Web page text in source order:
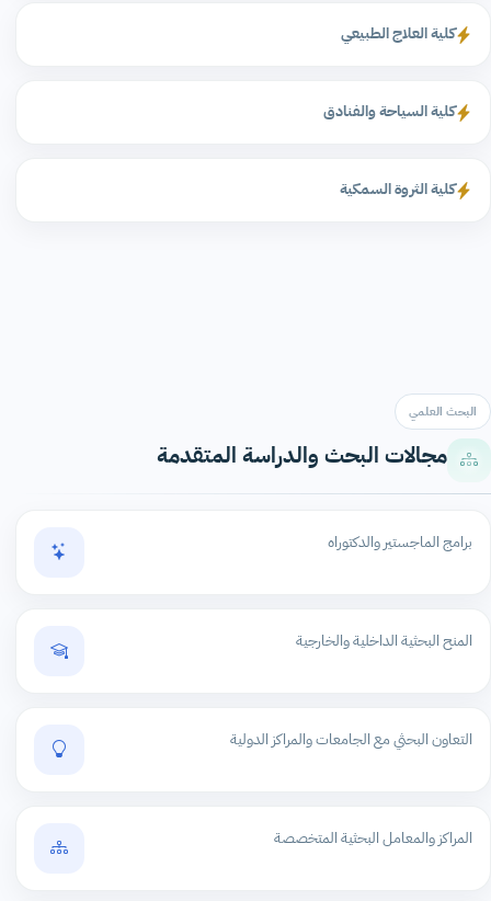
كلية العلاج الطبيعي
كلية السياحة والفنادق
كلية الثروة السمكية
البحث العلمي
مجالات البحث والدراسة المتقدمة
برامج الماجستير والدكتوراه
المنح البحثية الداخلية والخارجية
التعاون البحثي مع الجامعات والمراكز الدولية
المراكز والمعامل البحثية المتخصصة